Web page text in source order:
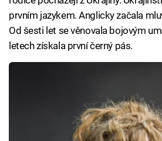
prvním jazykem. Anglicky začala
Od šesti let se věnovala bojovým
letech získala první černý pás.